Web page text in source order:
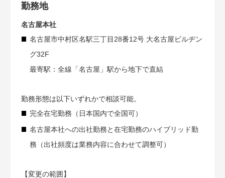
勤務地
名古屋本社
名古屋市中村区名駅三丁目28番12号 大名古屋ビルヂン
グ32F
最寄駅：全線「名古屋」駅から地下で直結
勤務形態は以下いずれかで相談可能。
完全在宅勤務（日本国内で全国可）
名古屋本社への出社勤務と在宅勤務のハイブリッド勤
務（出社頻度は業務内容に合わせて調整可）
【変更の範囲】